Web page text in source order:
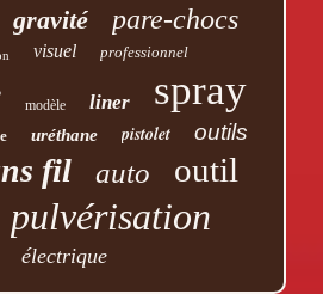
gravité pare-chocs
visuel professionnel
modèle liner spray
uréthane pistolet outils
fil auto outil
pulvérisation
électrique